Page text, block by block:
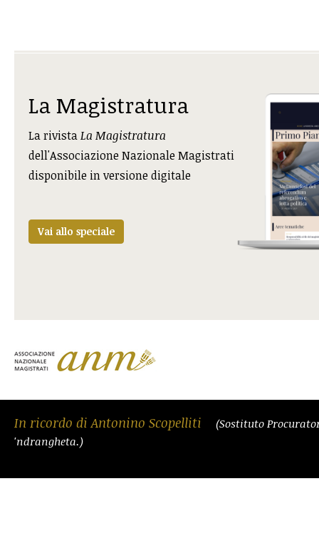
La Magistratura
La rivistaLa Magistratura
dell'Associazione Nazionale Magistrati
disponibile in versione digitale
Vai allo speciale
In ricordo di Antonino Scopelliti
(Sostituto
'ndrangheta.)